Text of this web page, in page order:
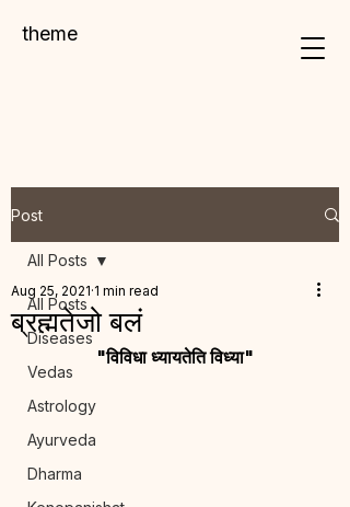
theme
Post
All Posts
Diseases
Vedas
Astrology
Ayurveda
Dharma
All Posts
ब्रह्मतेजो बलं
Aug 25, 2021 1 min read
"विविधा ध्यायतेति विध्या"